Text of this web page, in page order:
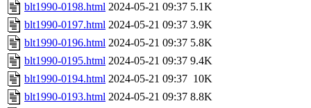
blt1990-0198.html 2024-05-21 09:37 5.1K
blt1990-0197.html 2024-05-21 09:37 3.9K
blt1990-0196.html 2024-05-21 09:37 5.8K
blt1990-0195.html 2024-05-21 09:37 9.4K
blt1990-0194.html 2024-05-21 09:37 10K
blt1990-0193.html 2024-05-21 09:37 8.8K